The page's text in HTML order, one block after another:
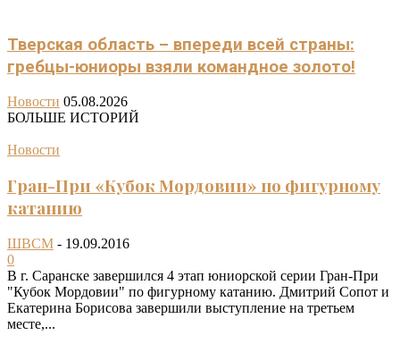
Тверская область – впереди всей страны:
гребцы-юниоры взяли командное золото!
Новости 05.08.2026
БОЛЬШЕ ИСТОРИЙ
Новости
Гран-При «Кубок Мордовии» по фигурному
катанию
ШВСМ - 19.09.2016
0
В г. Саранске завершился 4 этап юниорской серии Гран-При
"Кубок Мордовии" по фигурному катанию. Дмитрий Сопот и
Екатерина Борисова завершили выступление на третьем
месте,...